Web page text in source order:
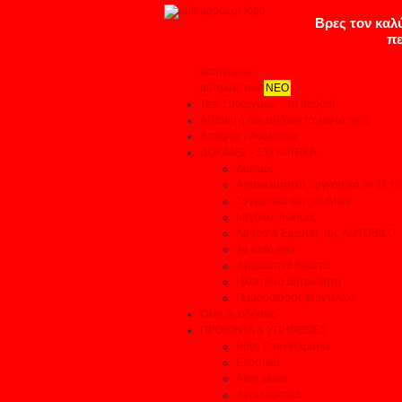
κατηγορίες
αυτοκινήτων ΝΕΟ
Test Συνεργείων - Το θαύμα!
Αξίζουν ή δεν αξίζουν τα λεφτά τους
Απόψεις - Αναλύσεις
ΔΟΚΙΜΕΣ - ΣΥΓΚΡΙΤΙΚΑ
Δοκιμές
Αποκαλυπτικά Συγκριτικά σε 11
Συγκριτικά αυτοκινήτων
Μεγάλες δοκιμές
Αρθρα & Ερευνες της AUTOBILD
Τα καλύτερα
Αγοραστικά θέματα
Ηλεκτρικά αυτοκίνητα
Παρουσιάσεις Μοντέλων
Όλες οι ειδήσεις
ΠΡΟΙΟΝΤΑ & ΥΠΗΡΕΣΙΕΣ
Βρες Επαγγελματία
Ελαστικά
After sales
Ανταλλακτικά